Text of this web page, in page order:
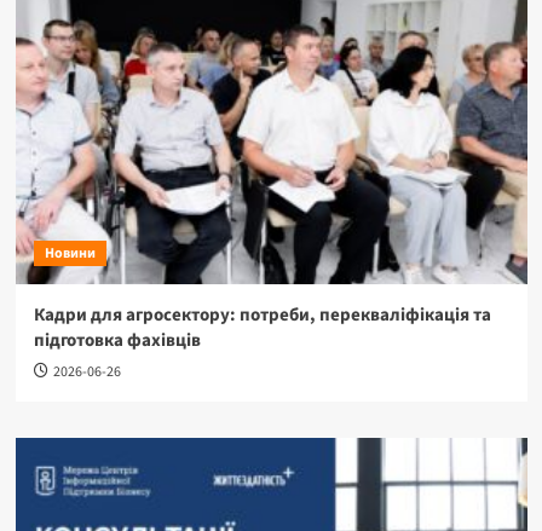
Новини
Кадри для агросектору: потреби, перекваліфікація та
підготовка фахівців
2026-06-26